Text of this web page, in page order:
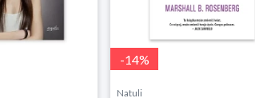
-14%
Natuli